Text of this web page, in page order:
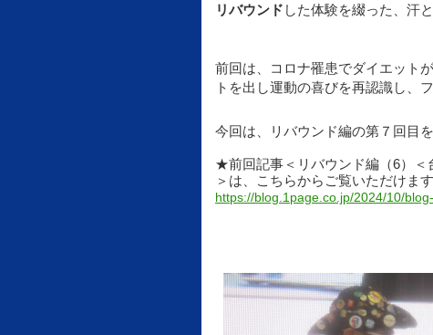
リバウンド した体験を綴った、汗
前回は、コロナ罹患でダイエット
トを出し運動の喜びを再認識し、
今回は、リバウンド編の第７回目
★前回記事＜ リバウンド編（6）
＞ は、こちらからご覧いただけます
https://blog.1page.co.jp/2024/10/